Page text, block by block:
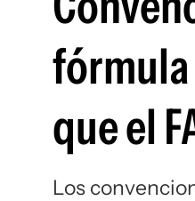
que el
Los